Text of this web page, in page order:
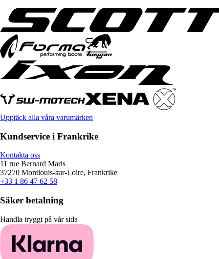
Upptäck alla våra varumärken
Kundservice i Frankrike
Kontakta oss
11 rue Bernard Maris
37270 Montlouis-sur-Loire, Frankrike
+33 1 86 47 62 58
Säker betalning
Handla tryggt på vår sida